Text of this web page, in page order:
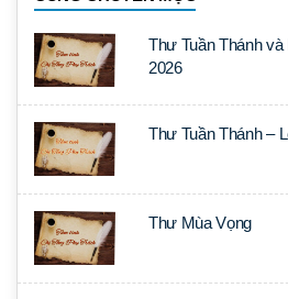
Thư Tuần Thánh
2026
Thư Tuần Thánh –
Thư Mùa Vọng